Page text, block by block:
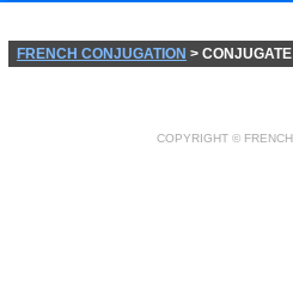
FRENCH CONJUGATION >
COPYRIGHT ©